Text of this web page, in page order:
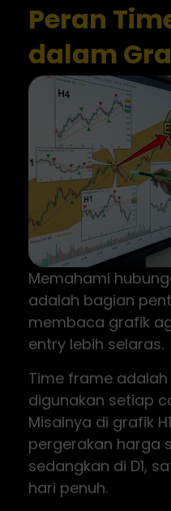
Peran
dalam
Memahami
adalah bagian
membaca grafik
entry lebih selaras.
Time frame
digunakan setiap
Misalnya di grafik
pergerakan harga
sedangkan di D1,
hari penuh.